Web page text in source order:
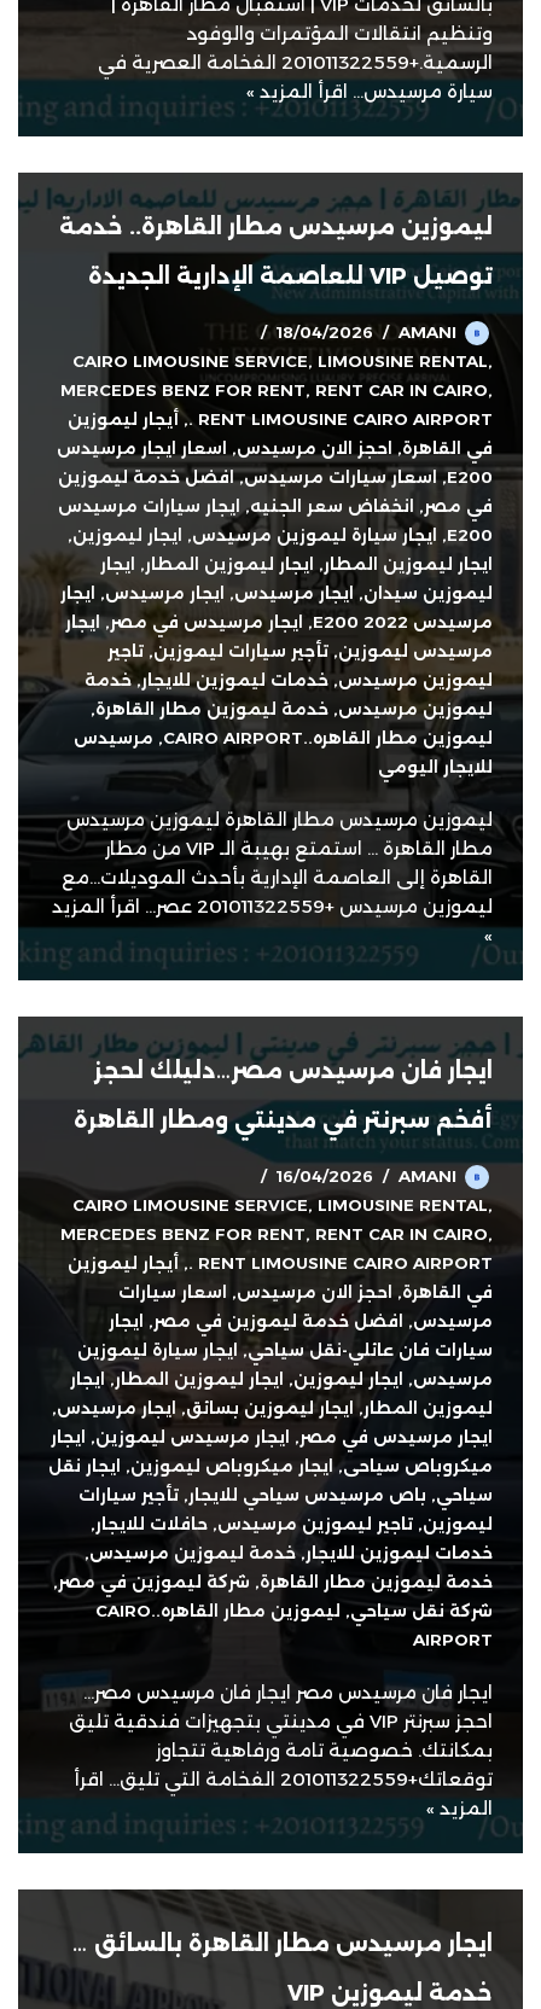
وتنظيم انتقالات المؤتمرات والوفود
الرسمية.+201011322559 الفخامة العصرية في
سيارة مرسيدس… اقرأ المزيد »
ليموزين مرسيدس مطار القاهرة.. خدمة
توصيل VIP للعاصمة الإدارية الجديدة
AMANI
18/04/2026
CAIRO LIMOUSINE SERVICE, LIMOUSINE RENTAL,
MERCEDES BENZ FOR RENT, RENT CAR IN CAIRO,
RENT LIMOUSINE CAIRO AIRPORT .
,أيجار ليموزين
في القاهرة, احجز الان مرسيدس,
اسعار ايجار مرسيدس
E200
,اسعار سيارات مرسيدس,افضل خدمة ليموزين
في مصر, انخفاض سعر الجنيه,
ايجار سيارات مرسيدس
E200
, ايجار سيارة ليموزين مرسيدس, ايجار ليموزين,
ايجار ليموزين المطار, ايجار ليموزين المطار,
ايجار
ليموزين سيدان, ايجار مرسيدس, ايجار مرسيدس,
ايجار
مرسيدس E200 2022
, ايجار مرسيدس في مصر,ايجار
مرسيدس ليموزين,تأجير سيارات ليموزين, تاجير
ليموزين مرسيدس,خدمات ليموزين للايجار,خدمة
ليموزين مرسيدس, خدمة ليموزين مطار القاهرة,
ليموزين مطار القاهره..CAIRO AIRPORT
, مرسيدس
للايجار اليومي
ليموزين مرسيدس مطار القاهرة ليموزين مرسيدس
مطار القاهرة … استمتع بهيبة الـ VIP من مطار
القاهرة إلى العاصمة الإدارية بأحدث الموديلات…مع
ليموزين مرسيدس +201011322559 عصر…
اقرأ المزيد
»
ايجار فان مرسيدس مصر…دليلك لحجز
أفخم سبرنتر في مدينتي ومطار القاهرة
AMANI
16/04/2026
CAIRO LIMOUSINE SERVICE, LIMOUSINE RENTAL,
MERCEDES BENZ FOR RENT, RENT CAR IN CAIRO,
RENT LIMOUSINE CAIRO AIRPORT .
, أيجار ليموزين
في القاهرة, احجز الان مرسيدس,
اسعار سيارات
مرسيدس, افضل خدمة ليموزين في مصر,
ايجار
سيارات فان عائلي-نقل سياحي, ايجار سيارة ليموزين
مرسيدس, ايجار ليموزين, ايجار ليموزين المطار,ايجار
ليموزين المطار, ايجار ليموزين بسائق,ايجار مرسيدس,
ايجار مرسيدس في مصر, ايجار مرسيدس ليموزين,
ايجار
ميكروباص سياحى, ايجار ميكروباص ليموزين,
ايجار نقل
سياحي, باص مرسيدس سياحي للايجار, تأجير سيارات
ليموزين, تاجير ليموزين مرسيدس, حافلات للايجار,
خدمات ليموزين للايجار, خدمة ليموزين مرسيدس,
خدمة ليموزين مطار القاهرة, شركة ليموزين في مصر,
شركة نقل سياحي,
ليموزين مطار القاهره..CAIRO
AIRPORT
ايجار فان مرسيدس مصر ايجار فان مرسيدس مصر…
احجز سبرنتر VIP في مدينتي بتجهيزات فندقية تليق
بمكانتك. خصوصية تامة ورفاهية تتجاوز
توقعاتك+201011322559 الفخامة التي تليق…
اقرأ
المزيد »
ايجار مرسيدس مطار القاهرة بالسائق …
خدمة ليموزين VIP